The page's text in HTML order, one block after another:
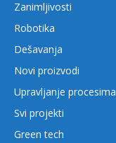
Zanimljivosti
Robotika
Dešavanja
Novi proizvodi
Upravljanje procesima
Svi projekti
Green tech